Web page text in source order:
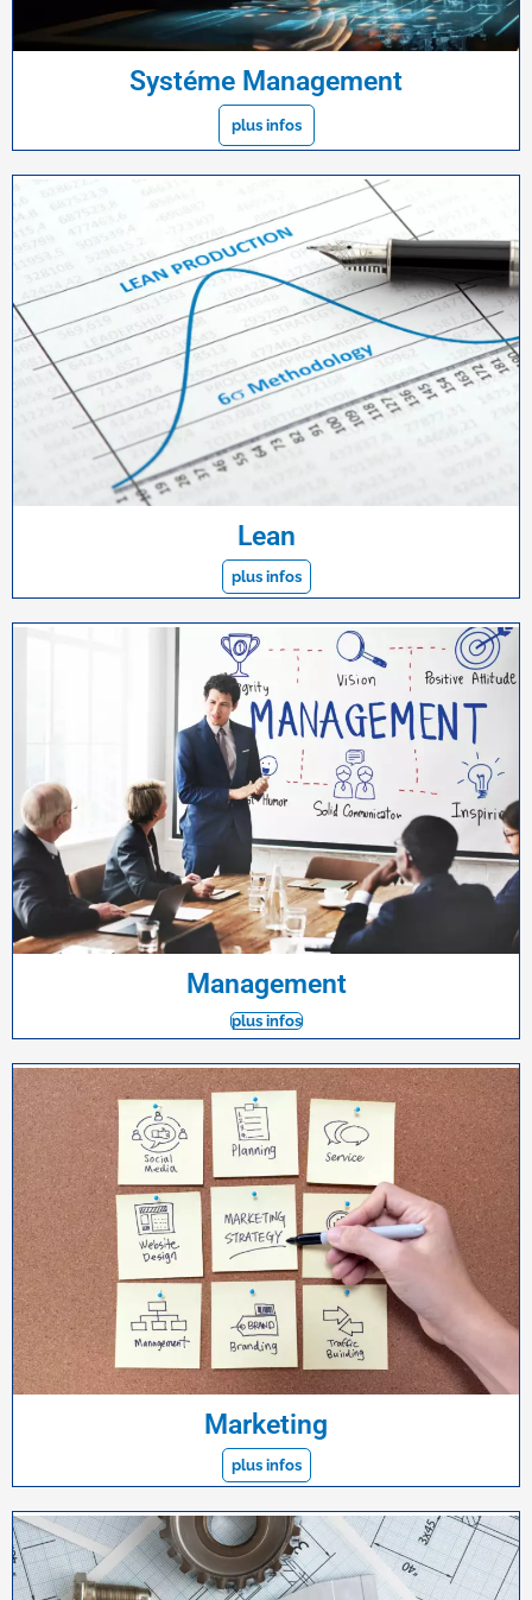
Systéme Management
plus infos
Lean
plus infos
Management
plus infos
Marketing
plus infos